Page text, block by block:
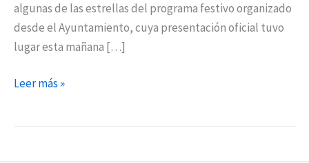
algunas de las estrellas del programa festivo organizado
desde el Ayuntamiento, cuya presentación oficial tuvo
lugar esta mañana […]
Leer más »